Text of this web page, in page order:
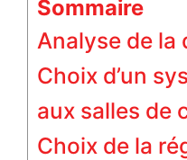
Sommaire
Analyse de la
Choix d’un
aux salles de
Choix de la